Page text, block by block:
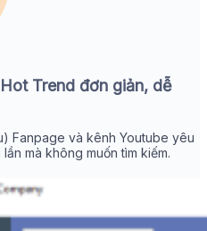
Trend đơn giản, dễ
Fanpage và kênh Youtube yêu
mà không muốn tìm kiếm.